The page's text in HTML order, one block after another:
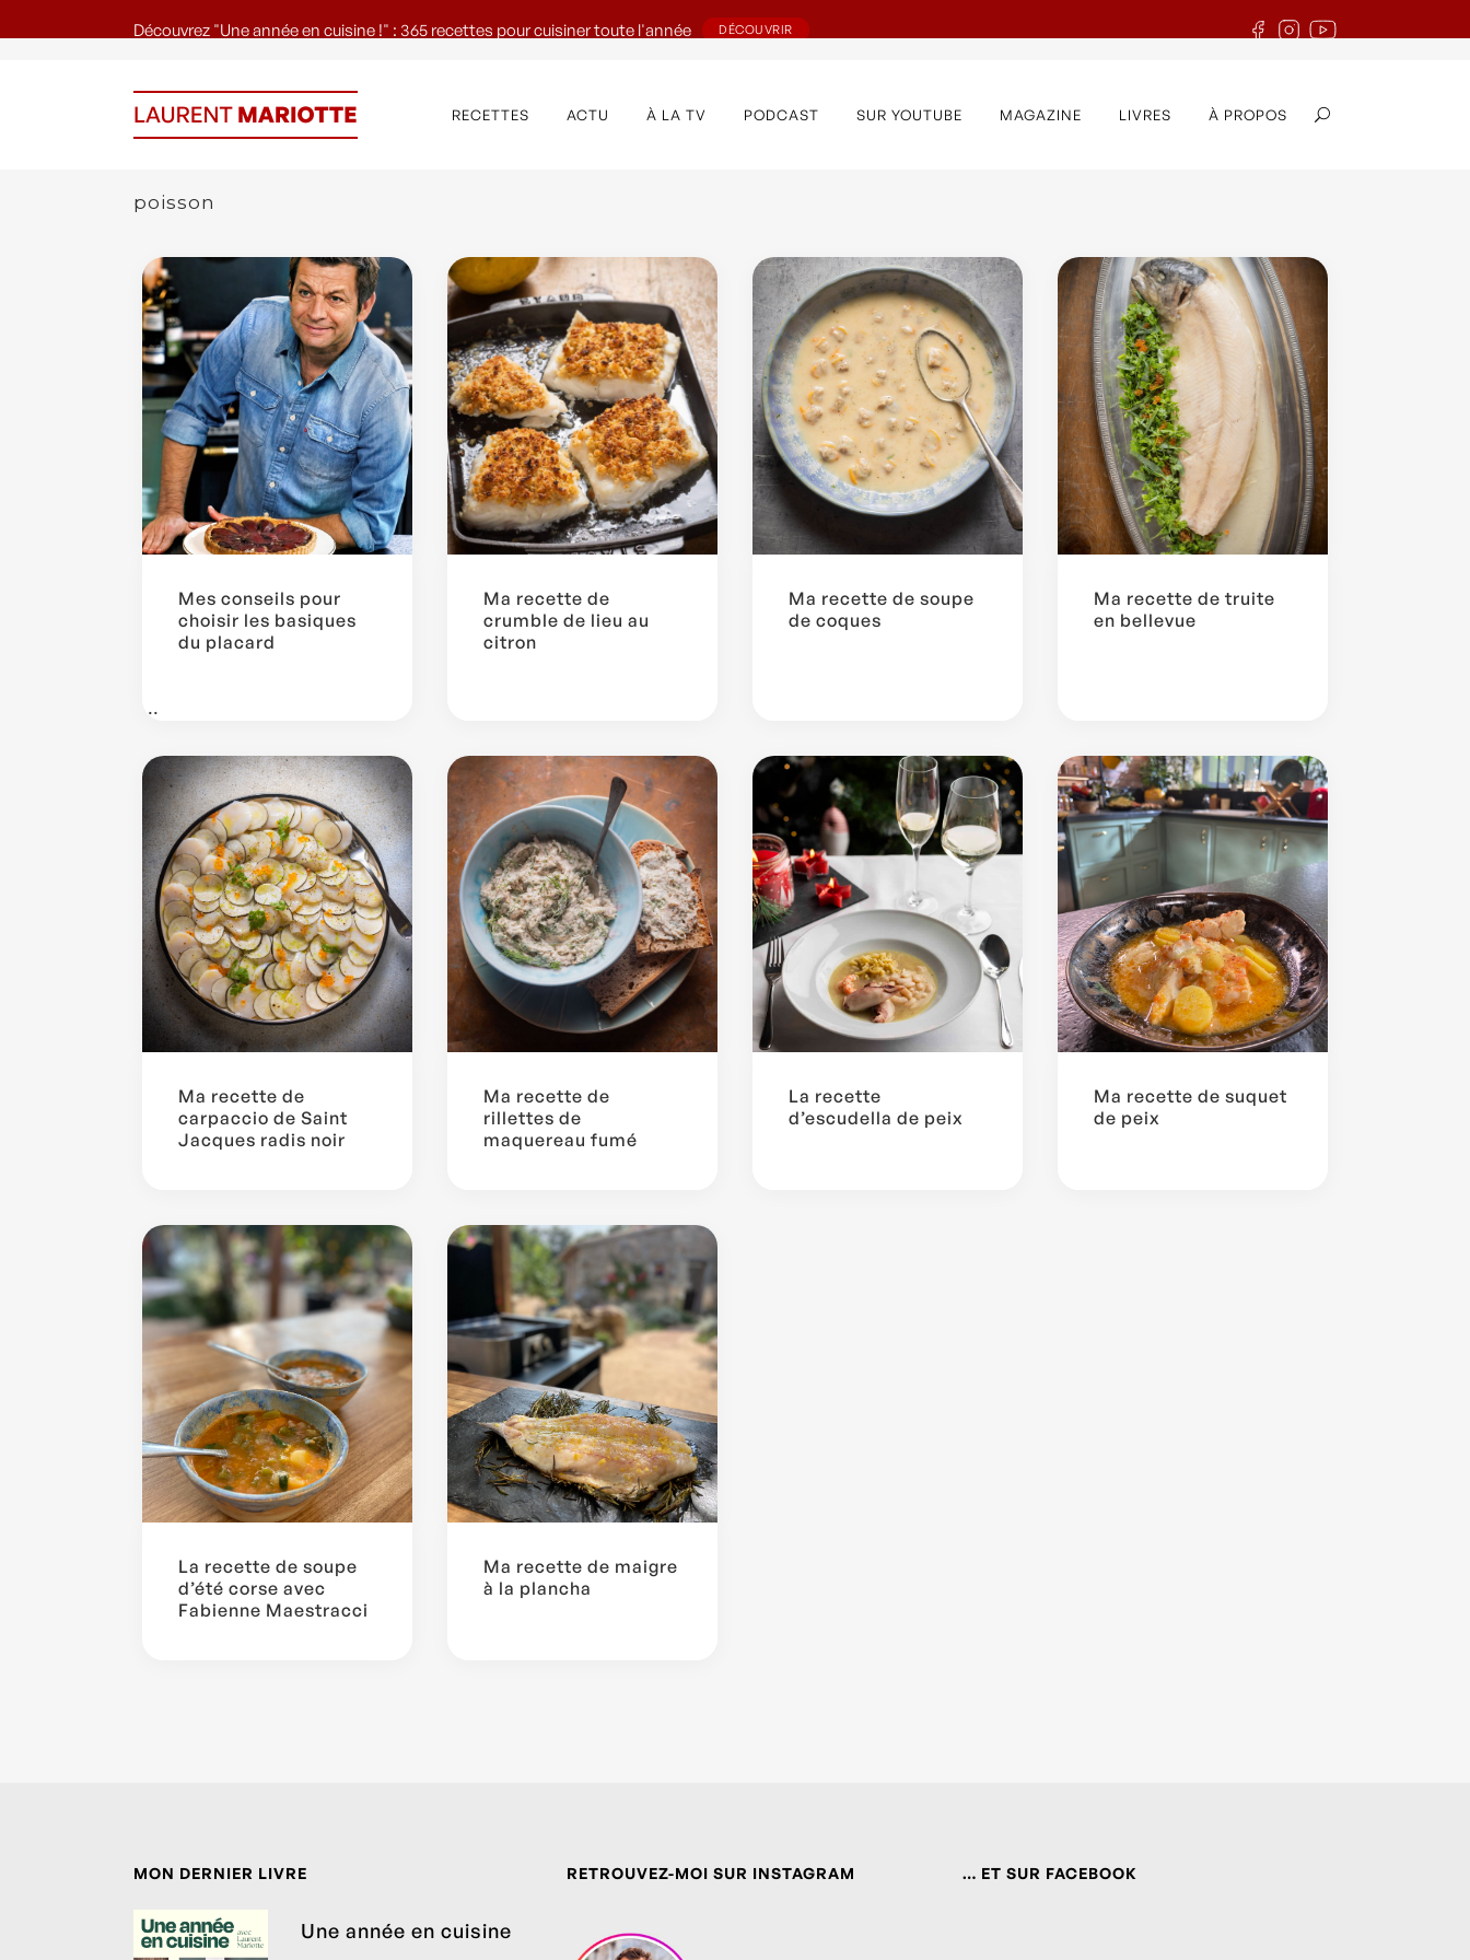
Découvrez "Une année en cuisine !" : 365 recettes pour cuisiner toute l'année DÉCOUVRIR
RECETTES ACTU À LA TV PODCAST SUR YOUTUBE MAGAZINE LIVRES À PROPOS
poisson
Mes conseils pour
choisir les basiques
du placard
...
Ma recette de
crumble de lieu au
citron
Ma recette de soupe
de coques
Ma recette de truite
en bellevue
Ma recette de
carpaccio de Saint
Jacques radis noir
Ma recette de
rillettes de
maquereau fumé
La recette
d’escudella de peix
Ma recette de suquet
de peix
La recette de soupe
d’été corse avec
Fabienne Maestracci
Ma recette de maigre
à la plancha
MON DERNIER LIVRE
Une année en cuisine
RETROUVEZ-MOI SUR INSTAGRAM … ET SUR FACEBOOK